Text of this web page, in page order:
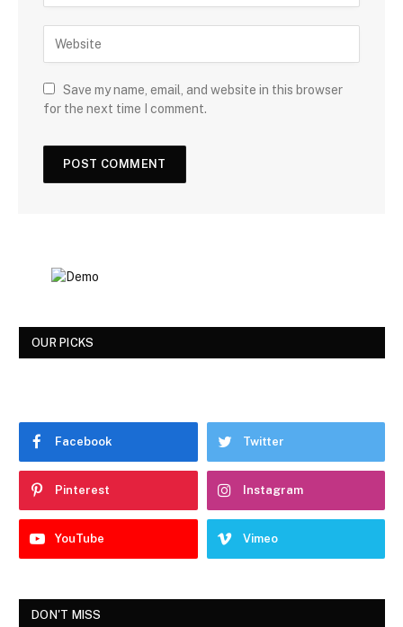
Save my name, email, and website in this browser
for the next time I comment.
OUR PICKS
Facebook Twitter
Pinterest Instagram
YouTube Vimeo
DON'T MISS